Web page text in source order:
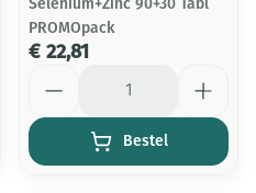
Selenium+Zinc 90+30 Tabl
PROMOpack
€ 22,81
Bestel